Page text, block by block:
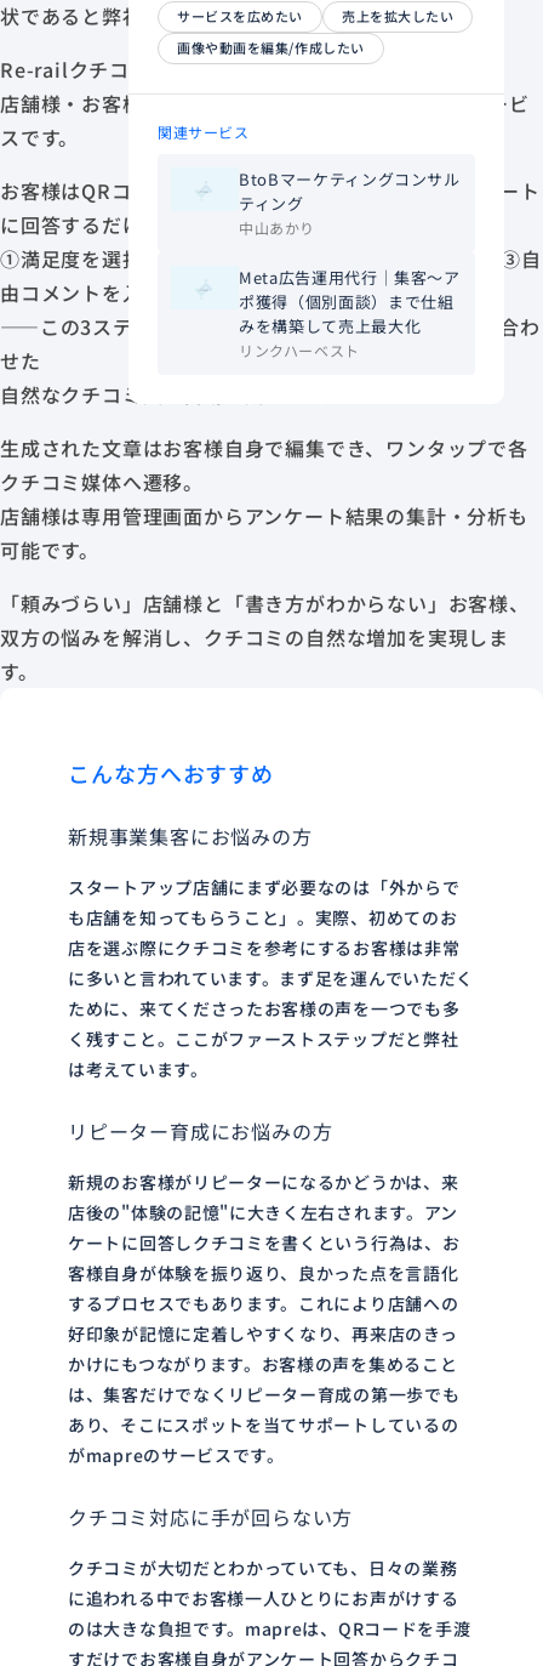
状であると弊社は考えます。
Re-railクチコミシステム「mapreマプレ」は、
店舗様・お客様双方の問題点をまとめて解決へ導くサービ
スです。
お客様はQRコードを読み取り、約30秒の簡単なアンケート
に回答するだけ。
①満足度を選択 ②良かった点（または改善点）を選択 ③自
由コメントを入力
——この3ステップの回答をもとに、AIが業種や店舗に合わ
せた
自然なクチコミ文を自動生成します。
生成された文章はお客様自身で編集でき、ワンタップで各
クチコミ媒体へ遷移。
店舗様は専用管理画面からアンケート結果の集計・分析も
可能です。
「頼みづらい」店舗様と「書き方がわからない」お客様、
双方の悩みを解消し、クチコミの自然な増加を実現しま
す。
こんな方へおすすめ
新規事業集客にお悩みの方
スタートアップ店舗にまず必要なのは「外からで
も店舗を知ってもらうこと」。実際、初めてのお
店を選ぶ際にクチコミを参考にするお客様は非常
に多いと言われています。まず足を運んでいただく
ために、来てくださったお客様の声を一つでも多
く残すこと。ここがファーストステップだと弊社
は考えています。
リピーター育成にお悩みの方
新規のお客様がリピーターになるかどうかは、来
店後の"体験の記憶"に大きく左右されます。アン
ケートに回答しクチコミを書くという行為は、お
客様自身が体験を振り返り、良かった点を言語化
するプロセスでもあります。これにより店舗への
好印象が記憶に定着しやすくなり、再来店のきっ
かけにもつながります。お客様の声を集めること
は、集客だけでなくリピーター育成の第一歩でも
あり、そこにスポットを当てサポートしているの
がmapreのサービスです。
クチコミ対応に手が回らない方
クチコミが大切だとわかっていても、日々の業務
に追われる中でお客様一人ひとりにお声がけする
のは大きな負担です。mapreは、QRコードを手渡
すだけでお客様自身がアンケート回答からクチコ
サービスを広めたい
売上を拡大したい
画像や動画を編集/作成したい
関連サービス
BtoBマーケティングコンサル
ティング
中山あかり
Meta広告運用代行│集客～ア
ポ獲得（個別面談）まで仕組
みを構築して売上最大化
リンクハーベスト